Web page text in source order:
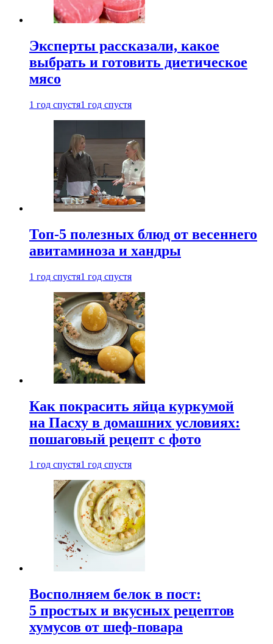
Эксперты рассказали, какое
выбрать и готовить диетическое
мясо
1 год спустя1 год спустя
Топ-5 полезных блюд от весеннего
авитаминоза и хандры
1 год спустя1 год спустя
Как покрасить яйца куркумой
на Пасху в домашних условиях:
пошаговый рецепт с фото
1 год спустя1 год спустя
Восполняем белок в пост:
5 простых и вкусных рецептов
хумусов от шеф-повара